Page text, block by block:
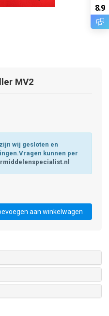
MV2
wij gesloten en
kunnen per
aan winkelwagen
8.9